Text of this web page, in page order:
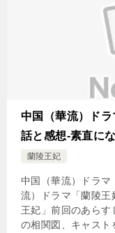
中国（華流）ド
話と感想-素直に
蘭陵王妃
中国（華流）ドラマ
流）ドラマ「蘭陵
王妃」前回のあら
の相関図、キャス